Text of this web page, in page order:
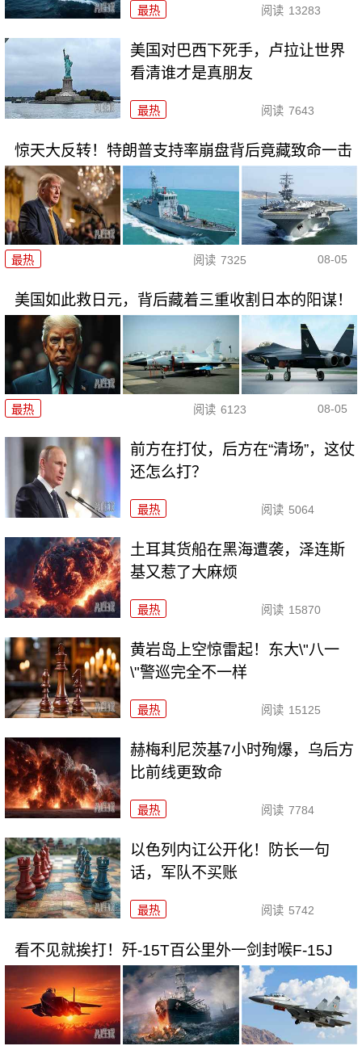
最热 阅读 13283
美国对巴西下死手，卢拉让世界
看清谁才是真朋友
最热 阅读 7643
惊天大反转！特朗普支持率崩盘背后竟藏致命一击
最热 阅读 7325 08-05
美国如此救日元，背后藏着三重收割日本的阳谋！
最热 阅读 6123 08-05
前方在打仗，后方在“清场”，这仗
还怎么打？
最热 阅读 5064
土耳其货船在黑海遭袭，泽连斯
基又惹了大麻烦
最热 阅读 15870
黄岩岛上空惊雷起！东大\"八一
\"警巡完全不一样
最热 阅读 15125
赫梅利尼茨基7小时殉爆，乌后方
比前线更致命
最热 阅读 7784
以色列内讧公开化！防长一句
话，军队不买账
最热 阅读 5742
看不见就挨打！歼-15T百公里外一剑封喉F-15J